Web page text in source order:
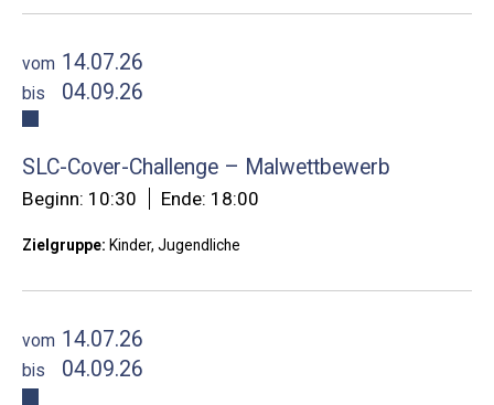
vom 14.07.26
bis 04.09.26
SLC-Cover-Challenge – Malwettbewerb
Beginn: 10:30 Ende: 18:00
Zielgruppe: Kinder, Jugendliche
vom 14.07.26
bis 04.09.26